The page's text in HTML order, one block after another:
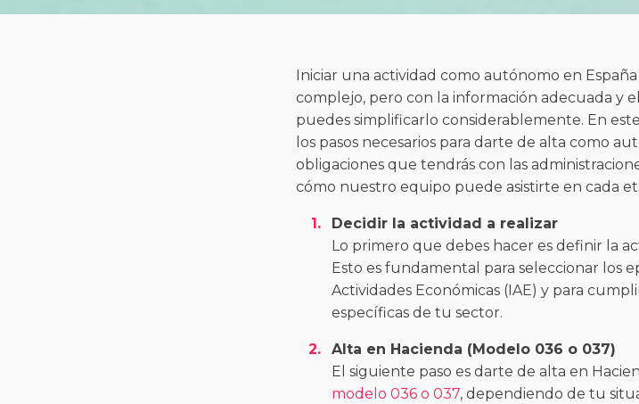
Iniciar una actividad como autónomo en
complejo, pero con la información adecuada y
puedes simplificarlo considerablemente. En
los pasos necesarios para darte de alta como
obligaciones que tendrás con las
cómo nuestro equipo puede asistirte en cada
Decidir la actividad a realizar
Lo primero que debes hacer es definir la
Esto es fundamental para seleccionar los
Actividades Económicas (IAE) y para
específicas de tu sector.
Alta en Hacienda (Modelo 036 o 037)
El siguiente paso es darte de alta en
modelo 036 o 037, dependiendo de tu